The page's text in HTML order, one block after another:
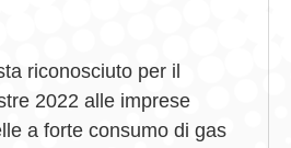
riconosciuto per il
2022 alle imprese
a forte consumo di gas